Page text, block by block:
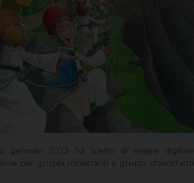
gennaio 2023 ha scelto di essere digitale
per gruppi ministranti e gruppi chierichetti